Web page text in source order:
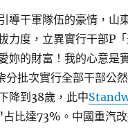
干軍隊伍的豪情，山
力度，立異實行干部P
妳的財富！我的心意是
分批次實行全部干部公
降到38歲，此中
占比達73%。中國重汽改